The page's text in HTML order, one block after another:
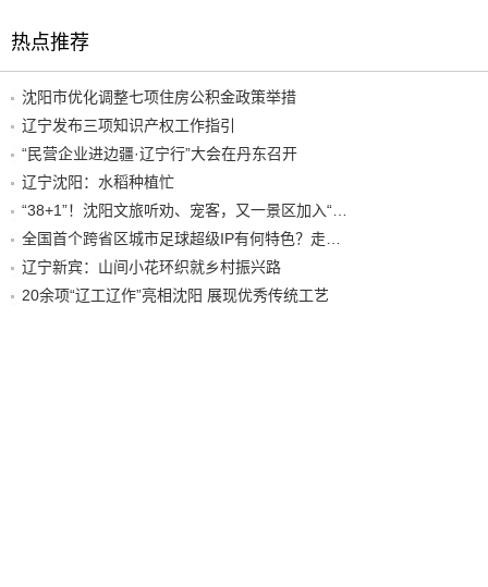
热点推荐
沈阳市优化调整七项住房公积金政策举措
辽宁发布三项知识产权工作指引
“民营企业进边疆·辽宁行”大会在丹东召开
辽宁沈阳：水稻种植忙
辽宁新宾：山间小花环织就乡村振兴路
20余项“辽工辽作”亮相沈阳 展现优秀传统工艺